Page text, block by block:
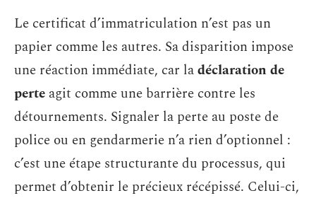
Le certificat d’immatriculation n’est pas un
papier comme les autres. Sa disparition impose
une réaction immédiate, car ladéclaration de
perte agit comme une barrière contre les
détournements. Signaler la perte au poste de
police ou en gendarmerie n’a rien d’optionnel :
c’est une étape structurante du processus, qui
permet d’obtenir le précieux récépissé. Celui-ci,